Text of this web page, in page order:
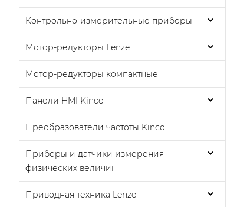
Контрольно-измерительные приборы
Мотор-редукторы Lenze
Мотор-редукторы компактные
Панели HMI Kinco
Преобразователи частоты Kinco
Приборы и датчики измерения
физических величин
Приводная техника Lenze